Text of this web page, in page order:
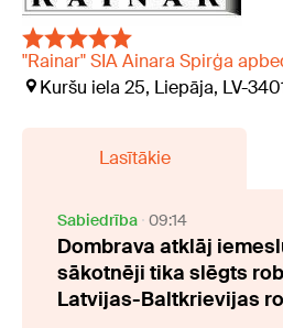
"Rainar" SIA Ainara Spirģa
Kuršu iela 25, Liepāja, LV-
Lasītākie
Sabiedrība 09:14
Dombrava atklāj
sākotnēji tika slēgts
Latvijas-Baltkrievijas